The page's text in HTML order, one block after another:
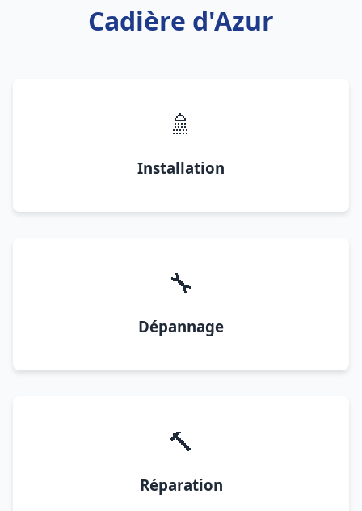
Cadière d'Azur
🚿
Installation
🔧
Dépannage
🔨
Réparation